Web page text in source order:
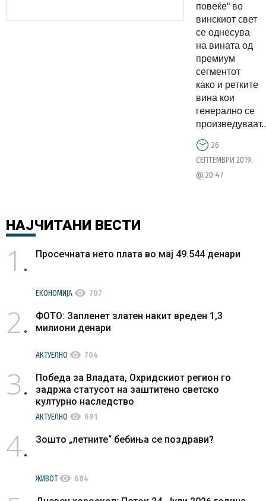
вина
повеќе“ во
винскиот свет
се однесува
на вината од
премиум
сегментот
како и ретките
вина кои
генерално се
26.
СЕПТЕМВРИ 2019.
@ 20:47
НАЈЧИТАНИ ВЕСТИ
1 Просечната нето плата во мај 49.544 денари
ЕКОНОМИЈА visibility 707
2
ФОТО: Запленет златен накит вреден 1,3
милиони денари
АКТУЕЛНО visibility 704
3
Победа за Владата, Охридскиот регион го
задржа статусот на заштитено светско
културно наследство
АКТУЕЛНО visibility 691
4 Зошто „летните“ бебиња се поздрави?
ЖИВОТvisibility 684